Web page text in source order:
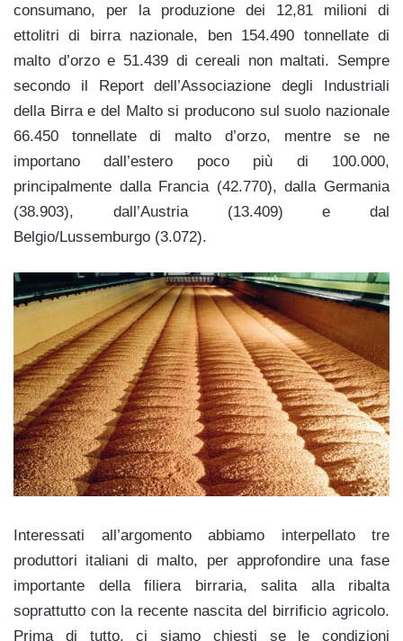
consumano, per la produzione dei 12,81 milioni di
ettolitri di birra nazionale, ben 154.490 tonnellate di
malto d’orzo e 51.439 di cereali non maltati. Sempre
secondo il Report dell’Associazione degli Industriali
della Birra e del Malto si producono sul suolo nazionale
66.450 tonnellate di malto d’orzo, mentre se ne
importano dall’estero poco più di 100.000,
principalmente dalla Francia (42.770), dalla Germania
(38.903), dall’Austria (13.409) e dal
Belgio/Lussemburgo (3.072).
Interessati all’argomento abbiamo interpellato tre
produttori italiani di malto, per approfondire una fase
importante della filiera birraria, salita alla ribalta
soprattutto con la recente nascita del birrificio agricolo.
Prima di tutto, ci siamo chiesti se le condizioni